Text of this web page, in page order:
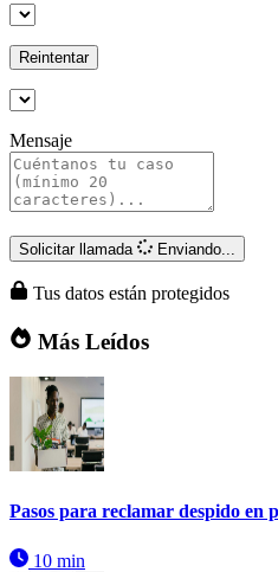
Reintentar
Mensaje
Solicitar llamada Enviando...
Tus datos están protegidos
Más Leídos
Pasos para reclamar despido en
10 min